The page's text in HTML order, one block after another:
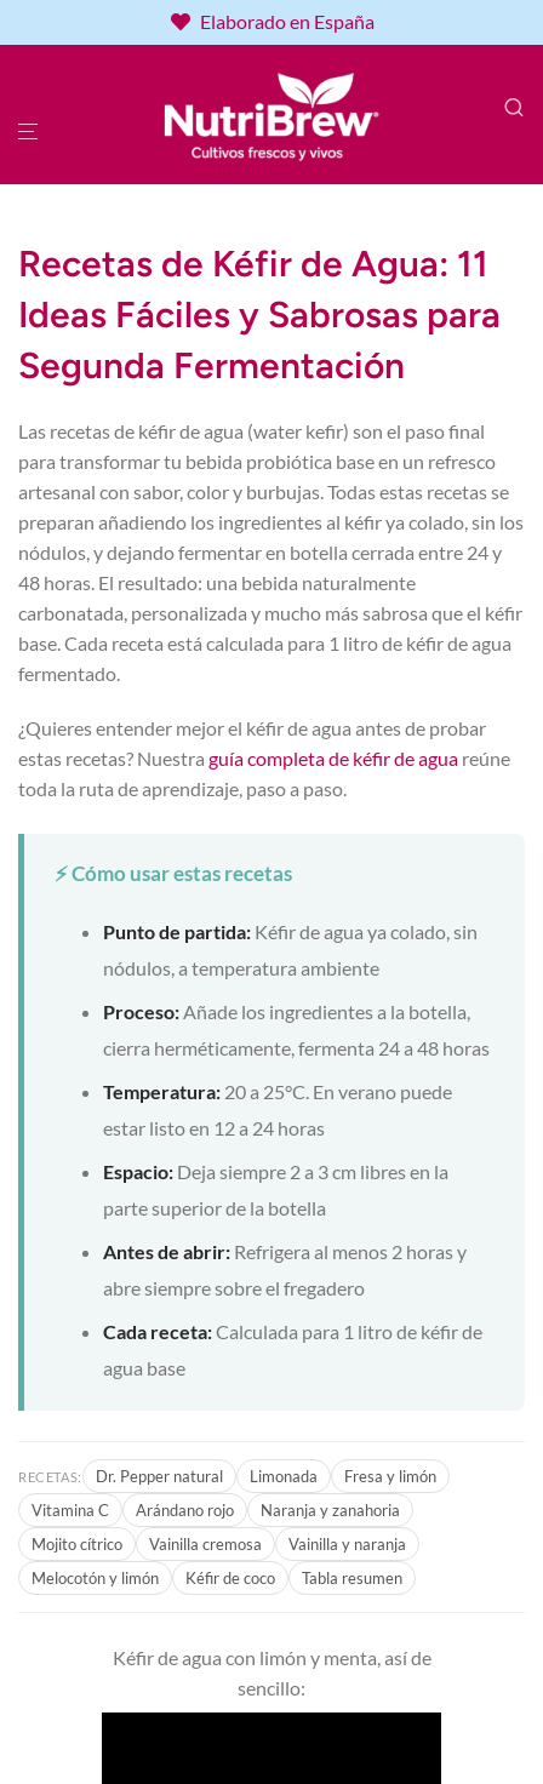
Elaborado en España
Recetas de Kéfir de Agua: 11
Ideas Fáciles y Sabrosas para
Segunda Fermentación
Las recetas de kéfir de agua (water kefir) son el paso final
para transformar tu bebida probiótica base en un refresco
artesanal con sabor, color y burbujas. Todas estas recetas se
preparan añadiendo los ingredientes al kéfir ya colado, sin los
nódulos, y dejando fermentar en botella cerrada entre 24 y
48 horas. El resultado: una bebida naturalmente
carbonatada, personalizada y mucho más sabrosa que el kéfir
base. Cada receta está calculada para 1 litro de kéfir de agua
fermentado.
¿Quieres entender mejor el kéfir de agua antes de probar
estas recetas? Nuestra guía completa de kéfir de agua reúne
toda la ruta de aprendizaje, paso a paso.
⚡ Cómo usar estas recetas
Punto de partida: Kéfir de agua ya colado, sin
nódulos, a temperatura ambiente
Proceso:Añade los ingredientes a la botella,
cierra herméticamente, fermenta 24 a 48 horas
Temperatura: 20 a 25°C. En verano puede
estar listo en 12 a 24 horas
Espacio: Deja siempre 2 a 3 cm libres en la
parte superior de la botella
Antes de abrir: Refrigera al menos 2 horas y
abre siempre sobre el fregadero
Cada receta:Calculada para 1 litro de kéfir de
agua base
RECETAS: Dr. Pepper natural Limonada
Fresa y limón
Vitamina C
Arándano rojo
Naranja y zanahoria
Mojito cítrico
Vainilla cremosa
Vainilla y naranja
Melocotón y limón
Kéfir de coco Tabla resumen
Kéfir de agua con limón y menta, así de
sencillo: